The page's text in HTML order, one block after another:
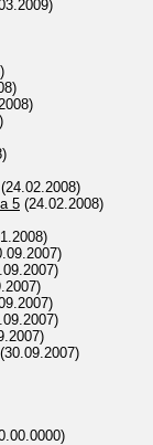
(24.02.2008)
5 (24.02.2008)
(30.09.2007)